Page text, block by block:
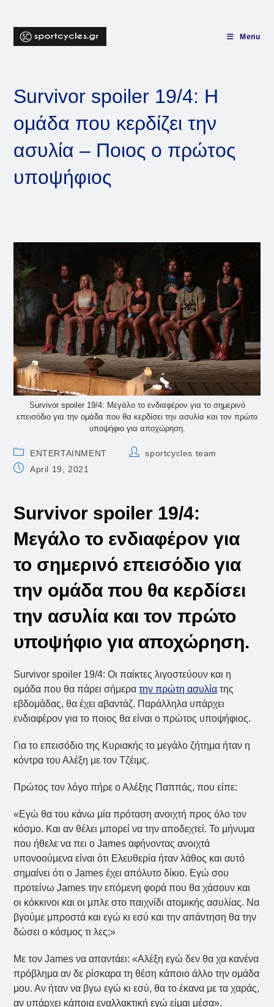
content
Menu
Survivor spoiler 19/4: Η
ομάδα που κερδίζει την
ασυλία – Ποιος ο πρώτος
υποψήφιος
Survivor spoiler 19/4: Μεγάλο το ενδιαφέρον για το σημερινό
επεισόδιο για την ομάδα που θα κερδίσει την ασυλία και τον πρώτο
υποψήφιο για αποχώρηση.
Post
category:
ENTERTAINMENT
Postsportcycles team
PostApril 19, 2021
Survivor spoiler 19/4:
Μεγάλο το ενδιαφέρον για
το σημερινό επεισόδιο για
την ομάδα που θα κερδίσει
την ασυλία και τον πρώτο
υποψήφιο για αποχώρηση.
Survivor spoiler 19/4: Οι παίκτες λιγοστεύουν και η
ομάδα που θα πάρει σήμερατην πρώτη ασυλία της
εβδομάδας, θα έχει αβαντάζ. Παράλληλα υπάρχει
ενδιαφέρον για το ποιος θα είναι ο πρώτος υποψήφιος.
Για το επεισόδιο της Κυριακής το μεγάλο ζήτημα ήταν η
κόντρα του Αλέξη με τον Τζέιμς.
Πρώτος τον λόγο πήρε ο Αλέξης Παππάς, που είπε:
«Εγώ θα του κάνω μία πρόταση ανοιχτή προς όλο τον
κόσμο. Και αν θέλει μπορεί να την αποδεχτεί. Το μήνυμα
που ήθελε να πει ο James αφήνοντας ανοιχτά
υπονοούμενα είναι ότι Eλευθερία ήταν λάθος και αυτό
σημαίνει ότι ο James έχει απόλυτο δίκιο. Εγώ σου
προτείνω James την επόμενη φορά που θα χάσουν και
οι κόκκινοι και οι μπλε στο παιχνίδι ατομικής ασυλίας. Να
βγούμε μπροστά και εγώ κι εσύ και την απάντηση θα την
δώσει ο κόσμος τι λες;»
Με τον James να απαντάει: «Αλέξη εγώ δεν θα χα κανένα
πρόβλημα αν δε ρίσκαρα τη θέση κάποιο άλλο την ομάδα
μου. Αν ήταν να βγω εγώ κι εσύ, θα το έκανα με τα χαράς,
αν υπάρχει κάποια εναλλακτική εγώ είμαι μέσα».